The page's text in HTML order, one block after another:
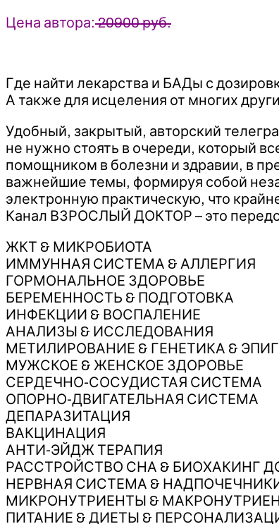
(2023)
Цена автора:20900 руб.
Где найти лекарства и БАДы с
А также для исцеления от многих
Удобный, закрытый, авторский
не нужно стоять в очереди, который
помощником в болезни и здравии, в
важнейшие темы, формируя собой
электронную практическую, что
Канал ВЗРОСЛЫЙ ДОКТОР – это
ЖКТ & МИКРОБИОТА
ИММУННАЯ СИСТЕМА & АЛЛЕРГИЯ
ГОРМОНАЛЬНОЕ ЗДОРОВЬЕ
БЕРЕМЕННОСТЬ & ПОДГОТОВКА
ИНФЕКЦИИ & ВОСПАЛЕНИЕ
АНАЛИЗЫ & ИССЛЕДОВАНИЯ
МЕТИЛИРОВАНИЕ & ГЕНЕТИКА &
МУЖСКОЕ & ЖЕНСКОЕ ЗДОРОВЬЕ
СЕРДЕЧНО-СОСУДИСТАЯ СИСТЕМА
ОПОРНО-ДВИГАТЕЛЬНАЯ СИСТЕМА
ДЕПАРАЗИТАЦИЯ
ВАКЦИНАЦИЯ
АНТИ-ЭЙДЖ ТЕРАПИЯ
РАССТРОЙСТВО СНА & БИОХАКИНГ
НЕРВНАЯ СИСТЕМА &
МИКРОНУТРИЕНТЫ &
ПИТАНИЕ & ДИЕТЫ &